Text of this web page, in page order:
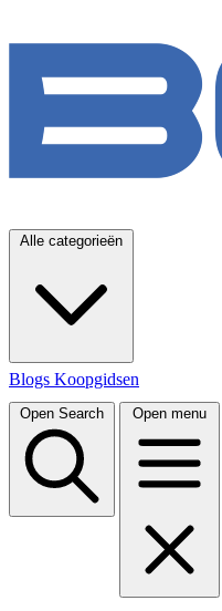
Alle categorieën
Blogs Koopgidsen
Open Search Open menu